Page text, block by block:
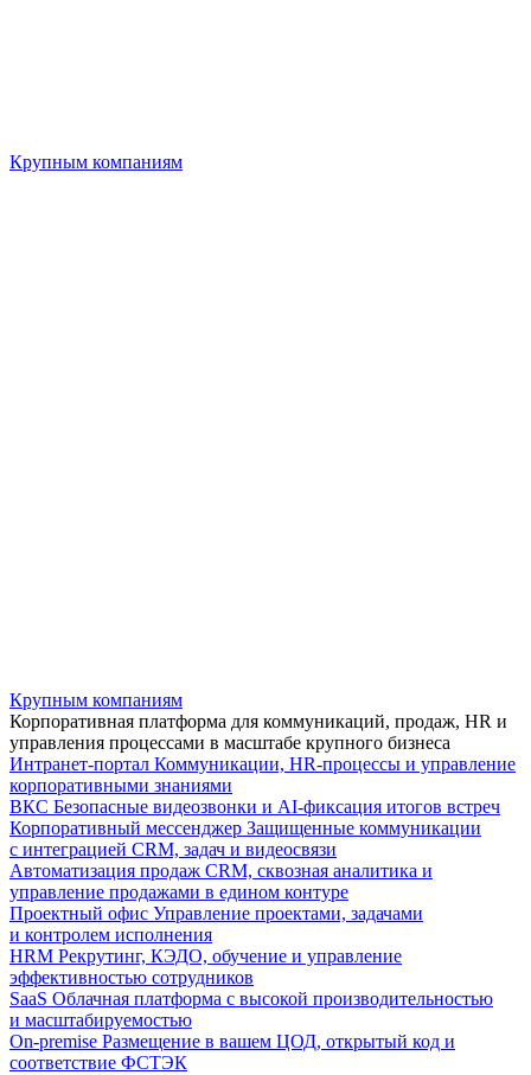
Крупным компаниям
Крупным компаниям
Корпоративная платформа для коммуникаций, продаж, HR и
управления процессами в масштабе крупного бизнеса
Интранет-портал Коммуникации, HR-процессы и управление
корпоративными знаниями
ВКС Безопасные видеозвонки и AI-фиксация итогов встреч
Корпоративный мессенджер Защищенные коммуникации
с интеграцией CRM, задач и видеосвязи
Автоматизация продаж CRM, сквозная аналитика и
управление продажами в едином контуре
Проектный офис Управление проектами, задачами
и контролем исполнения
HRM Рекрутинг, КЭДО, обучение и управление
эффективностью сотрудников
SaaS Облачная платформа с высокой производительностью
и масштабируемостью
On-premise Размещение в вашем ЦОД, открытый код и
соответствие ФСТЭК